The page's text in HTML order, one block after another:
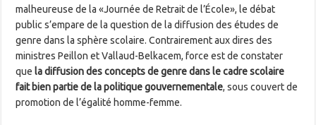
malheureuse de la «Journée de Retrait de l’École», le débat
public s’empare de la question de la diffusion des études de
genre dans la sphère scolaire. Contrairement aux dires des
ministres Peillon et Vallaud-Belkacem, force est de constater
quela diffusion des concepts de genre dans le cadre scolaire
fait bien partie de la politique gouvernementale, sous couvert de
promotion de l’égalité homme-femme.